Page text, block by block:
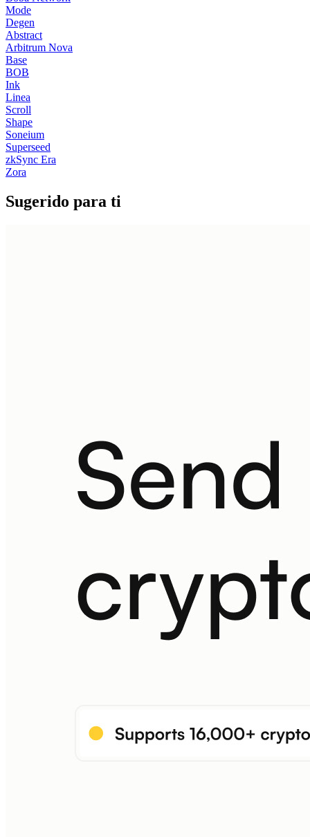
Mode
Degen
Abstract
Arbitrum Nova
Base
BOB
Ink
Linea
Scroll
Shape
Soneium
Superseed
zkSync Era
Zora
Sugerido para ti